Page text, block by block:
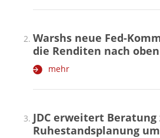
Warshs neue Fed-
die Renditen nach oben
mehr
JDC erweitert Beratung
Ruhestandsplanung